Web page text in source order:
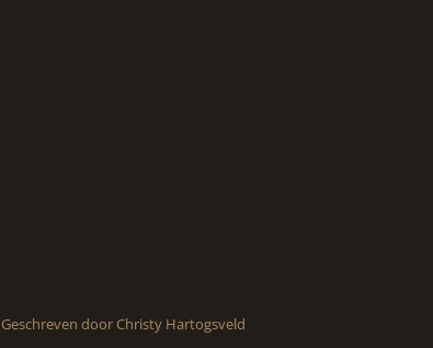
Geschreven door Christy Hartogsveld